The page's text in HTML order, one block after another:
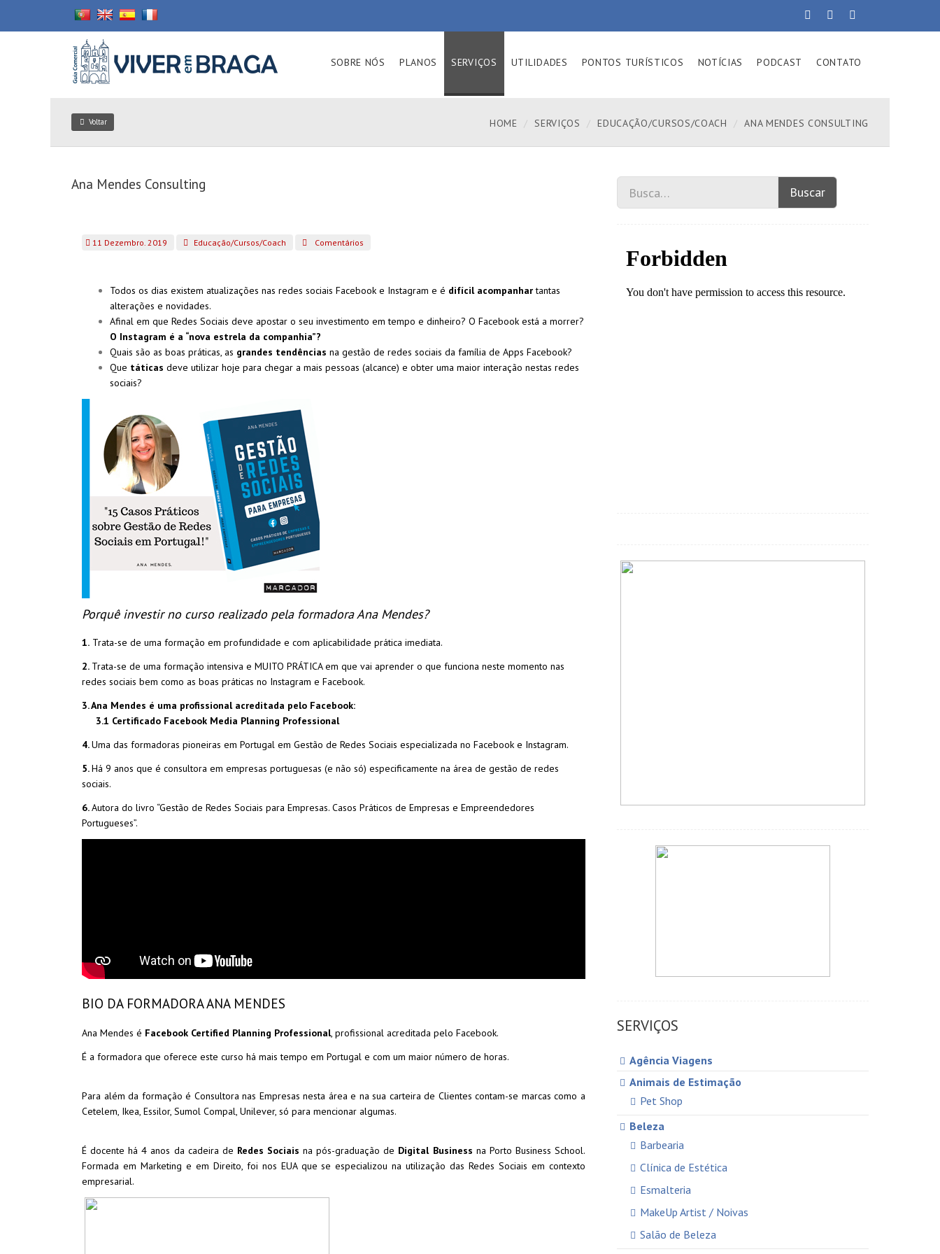
SOBRE NÓS PLANOS SERVIÇOS UTILIDADES PONTOS TURÍSTICOS NOTÍCIAS PODCAST CONTATO
Voltar HOME SERVIÇOS EDUCAÇÃO/CURSOS/COACH ANA MENDES CONSULTING
Ana Mendes Consulting
11 Dezembro. 2019 Educação/Cursos/Coach Comentários
Todos os dias existem atualizações nas redes sociais Facebook e Instagram e é difícil acompanhartantas
alterações e novidades.
Afinal em que Redes Sociais deve apostar o seu investimento em tempo e dinheiro? O Facebook está a morrer?
O Instagram é a “nova estrela da companhia”?
Quais são as boas práticas, as grandes tendências na gestão de redes sociais da família de Apps Facebook?
Que táticas deve utilizar hoje para chegar a mais pessoas (alcance) e obter uma maior interação nestas redes
sociais?
Porquê investir no curso realizado pela formadora Ana Mendes?
1. Trata-se de uma formação em profundidade e com aplicabilidade prática imediata.
2. Trata-se de uma formação intensiva e MUITO PRÁTICA em que vai aprender o que funciona neste momento nas
redes sociais bem como as boas práticas no Instagram e Facebook.
3. Ana Mendes é uma profissional acreditada pelo Facebook:
3.1 Certificado Facebook Media Planning Professional
4.Uma das formadoras pioneiras em Portugal em Gestão de Redes Sociais especializada no Facebook e Instagram.
5.Há 9 anos que é consultora em empresas portuguesas (e não só) especificamente na área de gestão de redes
sociais.
6.Autora do livro “Gestão de Redes Sociais para Empresas. Casos Práticos de Empresas e Empreendedores
Portugueses”.
BIO DA FORMADORA ANA MENDES
Ana Mendes é Facebook Certified Planning Professional, profissional acreditada pelo Facebook.
É a formadora que oferece este curso há mais tempo em Portugal e com um maior número de horas.
Para além da formação é Consultora nas Empresas nesta área e na sua carteira de Clientes contam-se marcas como a
Cetelem, Ikea, Essilor, Sumol Compal, Unilever, só para mencionar algumas.
É docente há 4 anos da cadeira de Redes Sociais na pós-graduação de Digital Business na Porto Business School.
Formada em Marketing e em Direito, foi nos EUA que se especializou na utilização das Redes Sociais em contexto
empresarial.
Buscar
SERVIÇOS
Agência Viagens
Animais de Estimação
Pet Shop
Beleza
Barbearia
Clínica de Estética
Esmalteria
MakeUp Artist / Noivas
Salão de Beleza